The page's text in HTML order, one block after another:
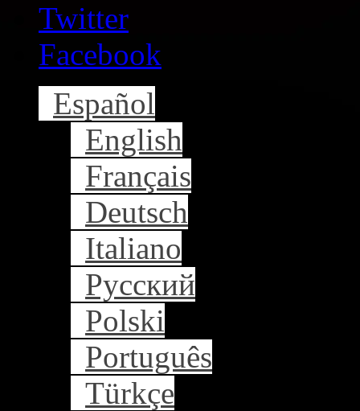
Twitter
Facebook
Español
English
Français
Deutsch
Italiano
Русский
Polski
Português
Türkçe